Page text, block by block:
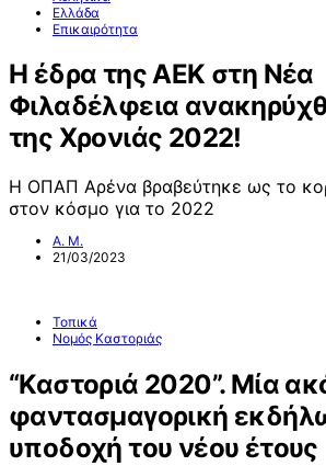
Ελλάδα
Επικαιρότητα
Η έδρα της ΑΕΚ στη Νέα
Φιλαδέλφεια
της Χρονιάς 2022!
Η ΟΠΑΠ Αρένα βραβεύτηκε ως το
στον κόσμο για το 2022
Α. Μ.
21/03/2023
Τοπικά
Νομός Καστοριάς
“Καστοριά 2020”. Μία
φαντασμαγορική
υποδοχή του νέου έτους